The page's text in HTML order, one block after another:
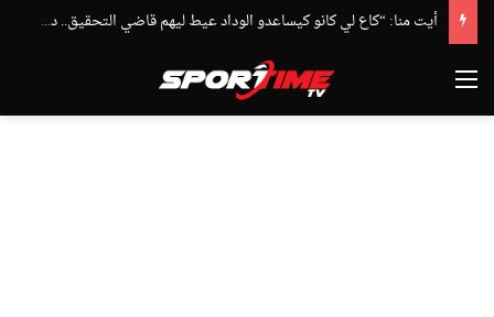
أيت منا: “كاع لي كانو كيساعدو الوداد عيط ليهم قاضي التحقيق.. دابا حتى شي واحد ما بقا باغي يعاون”
القائمة